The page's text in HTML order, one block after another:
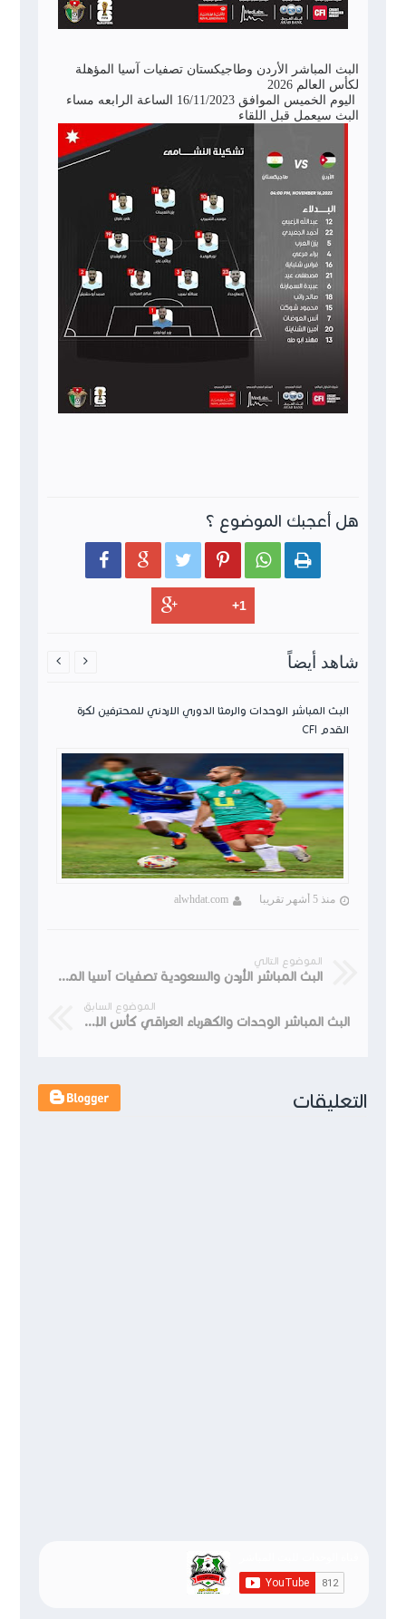
البث المباشر الأردن وطاجيكستان تصفيات آسيا المؤهلة
لكأس العالم 2026
اليوم الخميس الموافق 16/11/2023 الساعة الرابعه مساء
البث سيعمل قبل اللقاء
هل أعجبك الموضوع ؟
     
شاهد أيضاً
البث المباشر الوحدات والرمثا الدوري الاردني للمحترفين لكرة
القدم CFI
منذ 5 أشهر تقريبا alwhdat.com
 
الموضوع التالي
البث المباشر الأردن والسعودية تصفيات آسيا المؤهلة لكأس العالم 2026
الموضوع السابق
البث المباشر الوحدات والكهرباء العراقي كأس الإتحاد الآسيوي 7/11/2023
التعليقات